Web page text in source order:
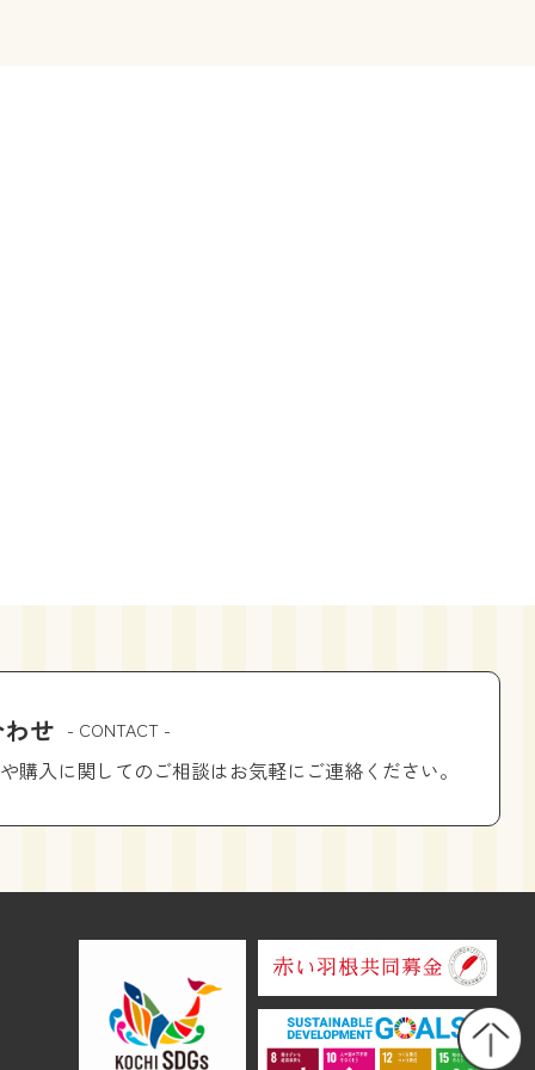
せ - CONTACT -
購入に関してのご相談はお気軽にご連絡ください。